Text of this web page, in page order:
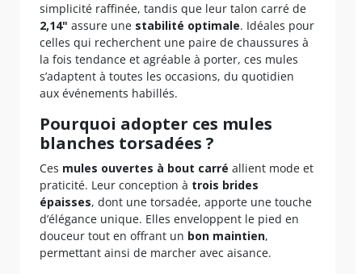
simplicité raffinée, tandis que leur talon carré de
2,14" assure une stabilité optimale. Idéales pour
celles qui recherchent une paire de chaussures à
la fois tendance et agréable à porter, ces mules
s’adaptent à toutes les occasions, du quotidien
aux événements habillés.
Pourquoi adopter ces mules
blanches torsadées ?
Ces mules ouvertes à bout carré allient mode et
praticité. Leur conception à trois brides
épaisses, dont une torsadée, apporte une touche
d’élégance unique. Elles enveloppent le pied en
douceur tout en offrant un bon maintien,
permettant ainsi de marcher avec aisance.